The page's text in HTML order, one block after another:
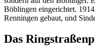
Böblingen eingerichtet.
Renningen gebaut, und
Das